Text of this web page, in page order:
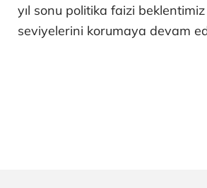
yıl sonu politika faizi
seviyelerini korumaya devam